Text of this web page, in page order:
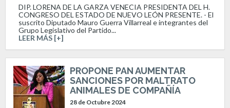
DIP. LORENA DE LA GARZA VENECIA PRESIDENTA DEL H.
CONGRESO DEL ESTADO DE NUEVO LEÓN PRESENTE. - El
suscrito Diputado Mauro Guerra Villarreal e integrantes del
Grupo Legislativo del Partido...
LEER MÁS [+]
PROPONE PAN AUMENTAR
SANCIONES POR MALTRATO
ANIMALES DE COMPAÑÍA
28 de Octubre 2024